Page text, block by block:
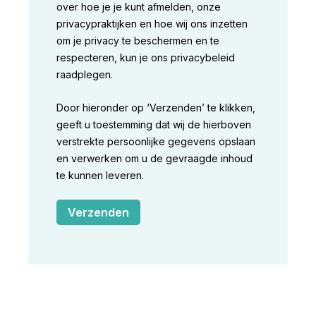
over hoe je je kunt afmelden, onze
privacypraktijken en hoe wij ons inzetten
om je privacy te beschermen en te
respecteren, kun je ons privacybeleid
raadplegen.
Door hieronder op ‘Verzenden’ te klikken,
geeft u toestemming dat wij de hierboven
verstrekte persoonlijke gegevens opslaan
en verwerken om u de gevraagde inhoud
te kunnen leveren.